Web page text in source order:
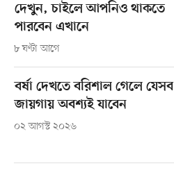
দেখুন, চাইলে আপনিও থাকতে
পারবেন এখানে
৮ ঘণ্টা আগে
বর্ষা দেখতে বরিশাল গেলে যেসব
জায়গায় অবশ্যই যাবেন
০২ আগস্ট ২০২৬